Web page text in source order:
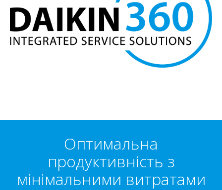
Оптимальна
продуктивність з
мінімальними витратами